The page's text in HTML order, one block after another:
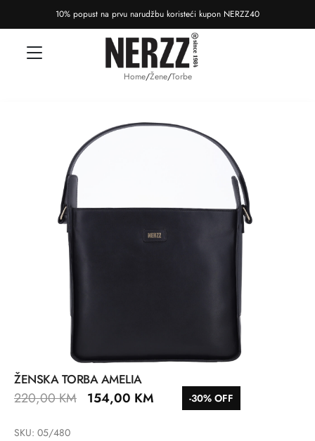
10% popust na prvu narudžbu koristeći kupon NERZZ40
Home/Žene/Torbe
ŽENSKA TORBA AMELIA
220,00KM 154,00 KM -30% OFF
SKU: 05/480